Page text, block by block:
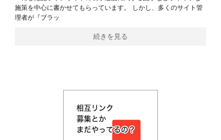
施策を中心に書かせてもらっています。 しかし、多くのサイト管
理者が『ブラッ
続きを見る